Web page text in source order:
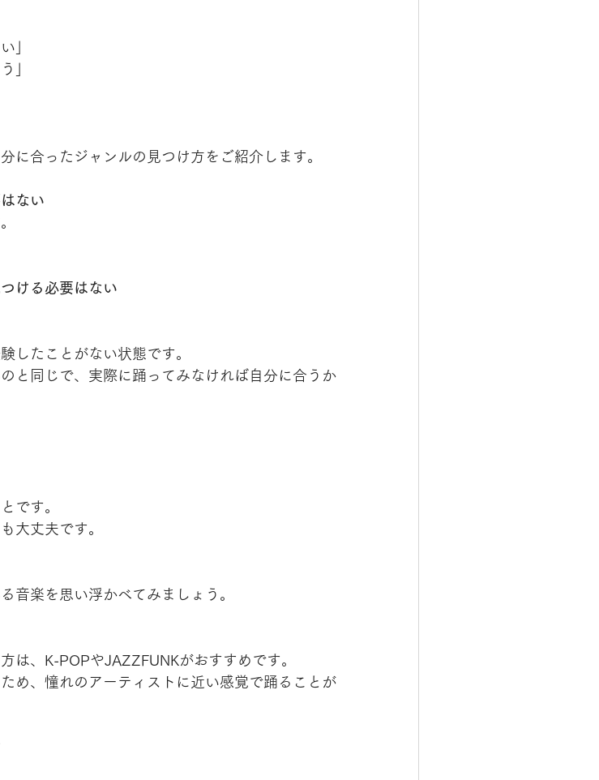
」
」
に合ったジャンルの見つけ方をご紹介します。
ない
ける必要はない
したことがない状態です。
と同じで、実際に踊ってみなければ自分に合うか
です。
大丈夫です。
音楽を思い浮かべてみましょう。
は、K-POPやJAZZFUNKがおすすめです。
め、憧れのアーティストに近い感覚で踊ることが